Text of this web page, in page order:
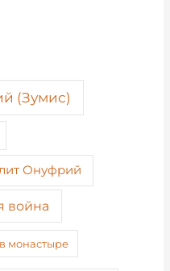
(Зумис)
Онуфрий
война
монастыре